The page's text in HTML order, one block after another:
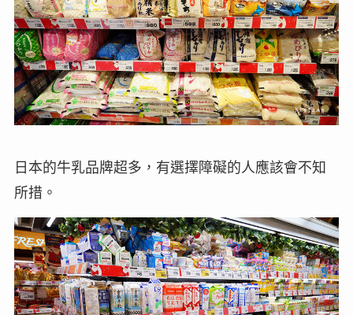
日本的牛乳品牌超多，有選擇障礙的人應該會不知
所措。